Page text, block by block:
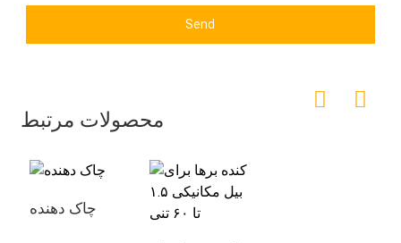
Send
محصولات مرتبط
چاک دهنده